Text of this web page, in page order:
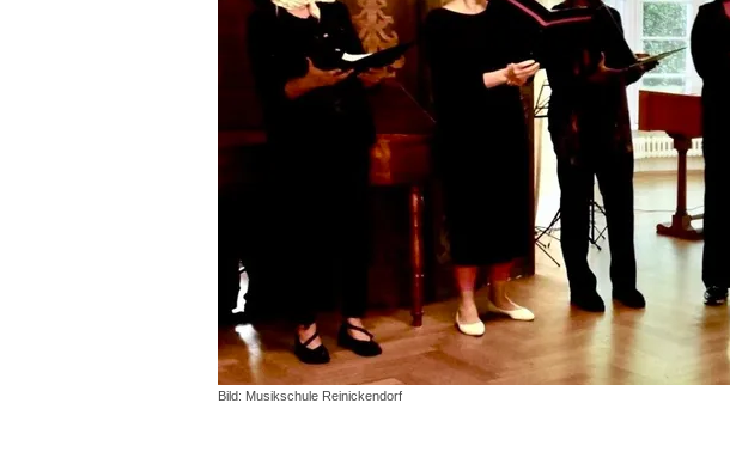
Bild: Musikschule Reinickendorf